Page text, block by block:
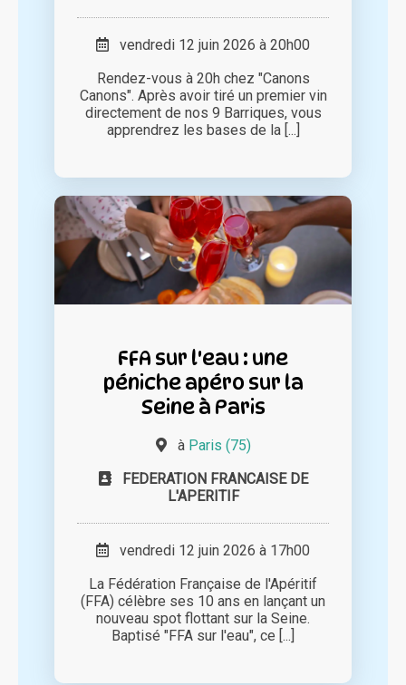
vendredi 12 juin 2026 à 20h00
Rendez-vous à 20h chez "Canons
Canons". Après avoir tiré un premier vin
directement de nos 9 Barriques, vous
apprendrez les bases de la [...]
FFA sur l'eau : une
péniche apéro sur la
Seine à Paris
à Paris (75)
FEDERATION FRANCAISE DE
L'APERITIF
vendredi 12 juin 2026 à 17h00
La Fédération Française de l'Apéritif
(FFA) célèbre ses 10 ans en lançant un
nouveau spot flottant sur la Seine.
Baptisé "FFA sur l'eau", ce [...]